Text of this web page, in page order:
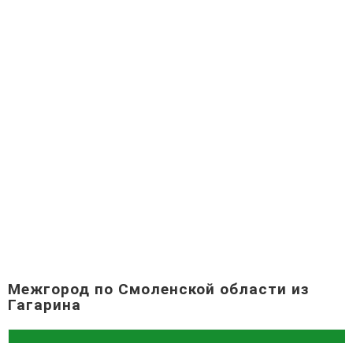
Межгород по Смоленской области из
Гагарина